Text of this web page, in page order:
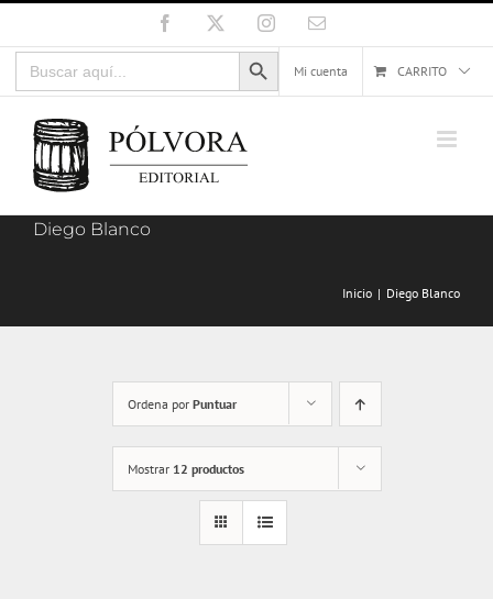
al
contenido
Facebook InstagramCorreo
Buscar:
Botón de búsqueda
Mi cuenta
CARRITO
Diego Blanco
Inicio Diego Blanco
Ordena por Puntuar
Mostrar 12 productos